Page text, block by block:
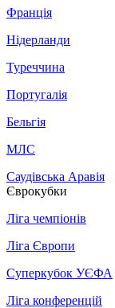
Франція
Нідерланди
Туреччина
Португалія
Бельгія
МЛС
Саудівська Аравія
Єврокубки
Ліга чемпіонів
Ліга Європи
Суперкубок УЄФА
Ліга конференцій